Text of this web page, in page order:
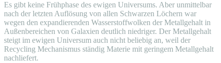
Es gibt keine Frühphase des ewigen Universums. Aber unmittelbar
nach der letzten Auflösung von allen Schwarzen Löchern war
wegen den expandierenden Wasserstoffwolken der Metallgehalt in
Außenbereichen von Galaxien deutlich niedriger. Der Metallgehalt
steigt im ewigen Universum auch nicht beliebig an, weil der
Recycling Mechanismus ständig Materie mit geringem Metallgehalt
nachliefert.